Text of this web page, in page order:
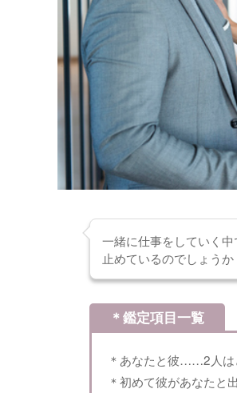
一緒に仕事をしていく
止めているのでしょう
＊鑑定項目一覧
＊あなたと彼……2人は
＊初めて彼があなたと